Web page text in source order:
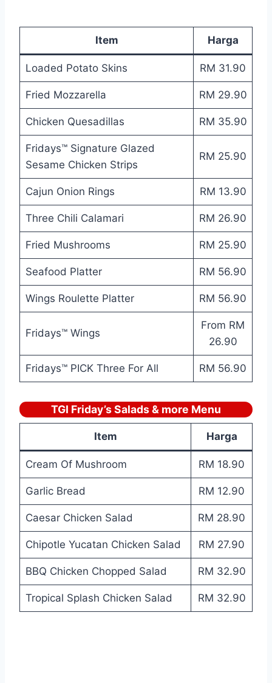
Item Harga
Loaded Potato Skins RM 31.90
Fried Mozzarella RM 29.90
Chicken Quesadillas RM 35.90
Fridays™ Signature Glazed
Sesame Chicken Strips
RM 25.90
Cajun Onion Rings RM 13.90
Three Chili Calamari RM 26.90
Fried Mushrooms RM 25.90
Seafood Platter RM 56.90
Wings Roulette Platter RM 56.90
Fridays™ Wings
From RM
26.90
Fridays™ PICK Three For All RM 56.90
TGI Friday’s Salads & more Menu
Item Harga
Cream Of Mushroom RM 18.90
Garlic Bread RM 12.90
Caesar Chicken Salad RM 28.90
Chipotle Yucatan Chicken Salad RM 27.90
BBQ Chicken Chopped Salad RM 32.90
Tropical Splash Chicken Salad RM 32.90